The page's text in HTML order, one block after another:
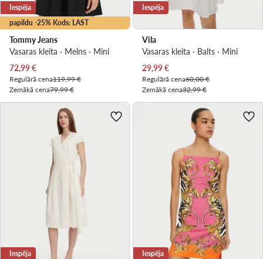
papildu -25% Kods: LAST
Iespēja
Tommy Jeans
Vasaras kleita · Melns · Mini
Pašreizējā cena
72,99€
Regulārā cena119,99 €
Zemākā cena79,99 €
Iespēja
Vila
Vasaras kleita · Balts · Mini
Pašreizējā cena
29,99€
Regulārā cena60,00 €
Zemākā cena32,99 €
Iespēja Iespēja